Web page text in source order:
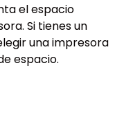
el espacio
Si tienes un
una impresora
espacio.